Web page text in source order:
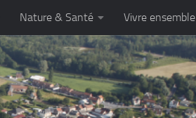
Nature & Santé Vivre ensemble